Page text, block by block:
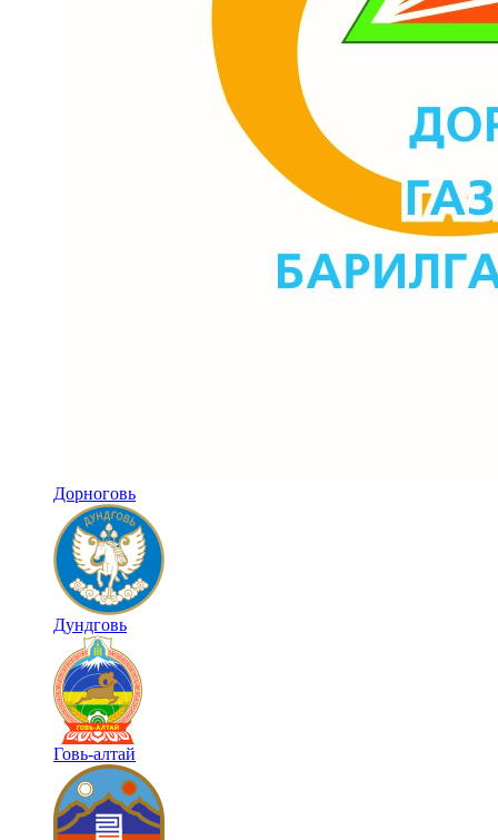
Дорноговь
Дундговь
Говь-алтай